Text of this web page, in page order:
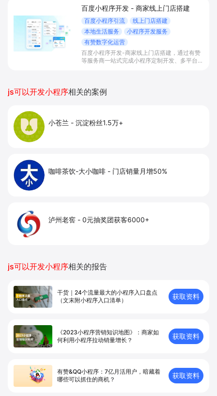
实现低成本获客、提升复购与业绩增长。
百度小程序开发 - 商家线上门店搭建
百度小程序引流
线上门店搭建
本地生活服务
小程序开发服务
有赞数字化运营
百度小程序开发-商家线上门店搭建，通过有赞
等服务商一站式完成小程序定制开发、多平台联
js可以开发小程序相关的案例
小苍兰 - 沉淀粉丝1.5万+
咖啡茶饮-大小咖啡 - 门店销量月增50%
泸州老窖 - 0元抽奖团获客6000+
js可以开发小程序相关的报告
干货｜24个流量最大的小程序入口盘点
（文末附小程序入口清单）
获取资料
《2023小程序营销知识地图》：商家如
何利用小程序拉动销量增长？
获取资料
有赞&QQ小程序：7亿月活用户，暗藏着
哪些可以抓住的商机？
获取资料